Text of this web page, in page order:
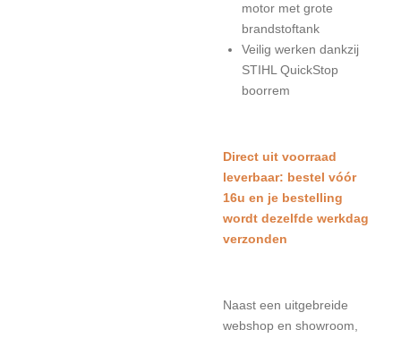
motor met grote
brandstoftank
Veilig werken dankzij
STIHL QuickStop
boorrem
Direct uit voorraad
leverbaar: bestel vóór
16u en je bestelling
wordt dezelfde werkdag
verzonden
Naast een uitgebreide
webshop en showroom,